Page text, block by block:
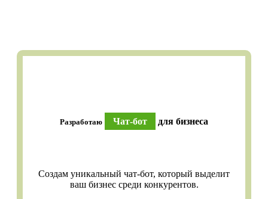
Разработаю Чат-бот для бизнеса
Создам уникальный чат-бот, который выделит
ваш бизнес среди конкурентов.